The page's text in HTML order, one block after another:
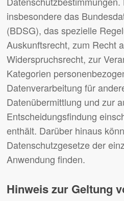
insbesondere das
(BDSG), das spezielle
Auskunftsrecht, zum Recht
Widerspruchsrecht, zur
Kategorien
Datenverarbeitung für
Datenübermittlung und zur
Entscheidungsfindung
enthält. Darüber hinaus
Datenschutzgesetze der
Anwendung finden.
Hinweis zur Geltung